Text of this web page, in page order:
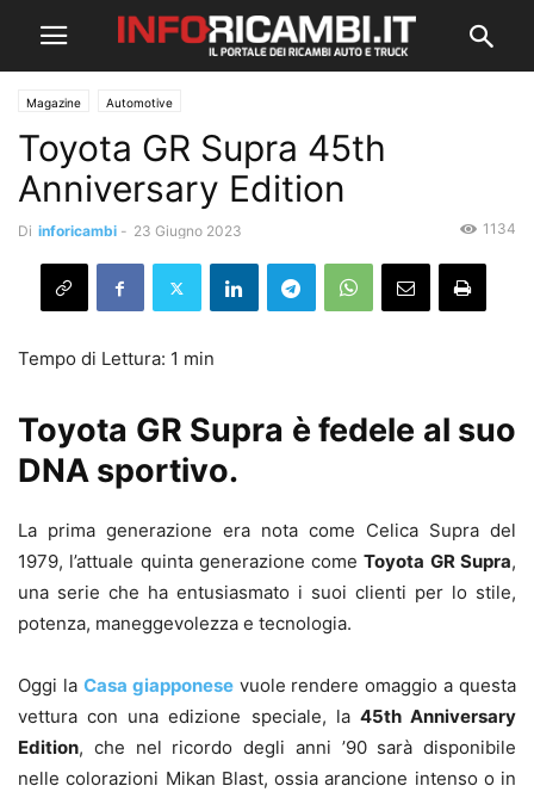
Magazine Automotive
Toyota GR Supra 45th
Anniversary Edition
Di inforicambi - 23 Giugno 2023 1134
Toyota GR Supra è fedele al suo
DNA sportivo.
La prima generazione era nota come Celica Supra del
1979, l’attuale quinta generazione comeToyota GR Supra,
una serie che ha entusiasmato i suoi clienti per lo stile,
potenza, maneggevolezza e tecnologia.
Oggi la Casa giapponesevuole rendere omaggio a questa
vettura con una edizione speciale, la 45th Anniversary
Edition, che nel ricordo degli anni ’90 sarà disponibile
nelle colorazioni Mikan Blast, ossia arancione intenso o in